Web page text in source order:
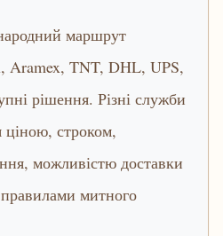
маршрут
Aramex, TNT, DHL, UPS,
рішення. Різні служби
ціною, строком,
можливістю доставки
правилами митного